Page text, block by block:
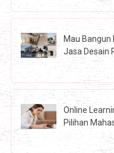
Mau Bangun
Jasa Desain
Online
Pilihan